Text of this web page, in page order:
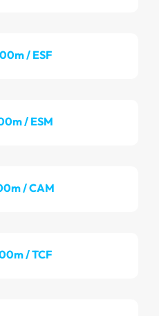
/ ESF
/ ESM
/ CAM
/ TCF